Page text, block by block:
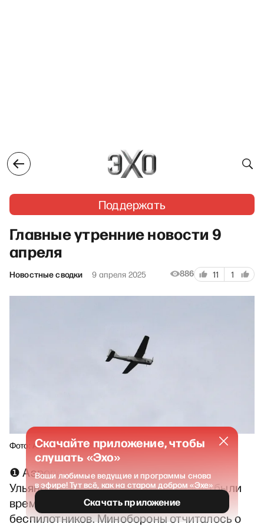
Поддержать
Главные утренние новости 9
апреля
Новостные сводки 9 апреля 2025 886 11 1
Фото: Алексей Куденко / Sputnik
❶ Аэропорты Волгограда, Саратова,
Ульяновска, Владикавказа и Грозного были
временно закрыты из-за атак
беспилотников. Минобороны отчиталось о
Скачайте приложение, чтобы
слушать «Эхо»
Ваши любимые ведущие и программы снова
в эфире! Тут всё, как на старом добром «Эхе»
Скачать приложение